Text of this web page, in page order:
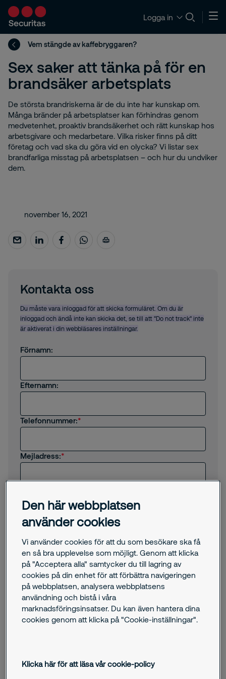
Logga in
Vem stängde av kaffebryggaren?
Sex saker att tänka på för en
brandsäker arbetsplats
De största brandriskerna är de du inte har kunskap om.
Många bränder på arbetsplatser kan förhindras genom
medvetenhet, proaktiv brandsäkerhet och rätt kunskap hos
arbetsgivare och medarbetare. Vilka risker finns på ditt
företag och vad ska du göra vid en olycka? Vi listar sex
brandfarliga misstag på arbetsplatsen – och hur du undviker
dem.
november 16, 2021
Kontakta oss
Du måste vara inloggad för att skicka formuläret. Om du är
inloggad och ändå inte kan skicka det, se till att "Do not track" inte
är aktiverat i din webbläsares inställningar.
Förnamn:
Efternamn:
Telefonnummer:
Mejladress:
Jag samtycker till att Securitas skickar
erbjudanden, nyheter och annan relevant
information till mig via e-post.
Genom att skicka oss detta formulär godkänner du
att Securitas behandlar dina personuppgifter. Här kan
Den här webbplatsen
använder cookies
Vi använder cookies för att du som besökare ska få
en så bra upplevelse som möjligt. Genom att klicka
på "Acceptera alla" samtycker du till lagring av
cookies på din enhet för att förbättra navigeringen
på webbplatsen, analysera webbplatsens
användning och bistå i våra
marknadsföringsinsatser. Du kan även hantera dina
cookies genom att klicka på "Cookie-inställningar".
Klicka här för att läsa vår cookie-policy